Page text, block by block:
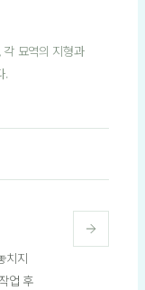
묘역의 지형과
.
치지
업 후